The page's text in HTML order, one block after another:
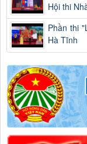
Hội thi
Phần thi
Hà Tĩnh